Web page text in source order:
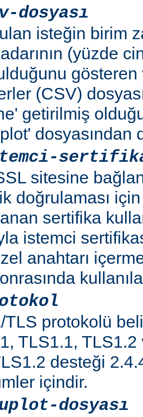
dosyası
isteğin birim
(yüzde
gösteren
(CSV)
getirilmiş
dosyasından
sitesine
doğrulaması
sertifika
istemci
anahtarı
TLS protokolü
TLS1.1,
desteği
içindir.
dosyası